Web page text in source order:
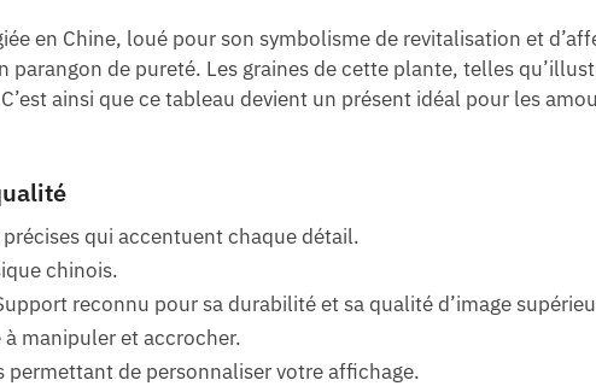
en Chine, loué pour son symbolisme de revitalisation et
parangon de pureté. Les graines de cette plante, telles
ainsi que ce tableau devient un présent idéal pour les
qui accentuent chaque détail.
chinois.
reconnu pour sa durabilité et sa qualité d’image
à manipuler et accrocher.
permettant de personnaliser votre affichage.